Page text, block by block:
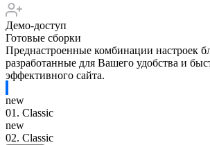
Демо-доступ
Готовые сборки
Преднастроенные комбинации настроек
разработанные для Вашего удобства и
эффективного сайта.
new
01. Classic
new
02. Classic